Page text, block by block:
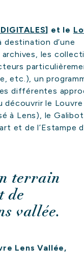
et le
destination d’une
les
etc.), un
différentes
découvrir le Louvre
à Lens), le
et de l’Estampe
terrain
de
vallée.
Lens Vallée,